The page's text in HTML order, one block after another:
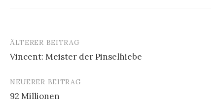
Beitrags-
Navigation
ÄLTERER BEITRAG
Vincent: Meister der Pinselhiebe
NEUERER BEITRAG
92 Millionen